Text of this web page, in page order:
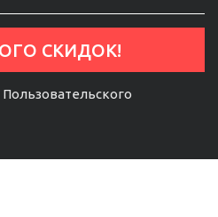
Пользовательского